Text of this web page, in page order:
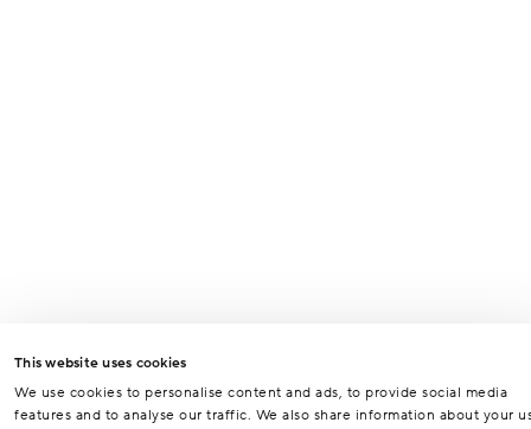
This website uses cookies
We use cookies to personalise content and ads, to provide social media
features and to analyse our traffic. We also share information about your